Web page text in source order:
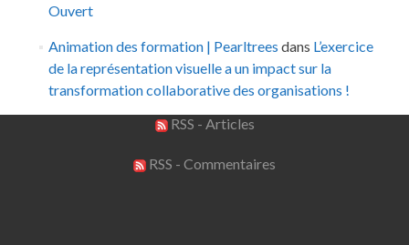
Ouvert
Animation des formation | Pearltrees dans L’exercice
de la représentation visuelle a un impact sur la
transformation collaborative des organisations !
RSS - Articles
RSS - Commentaires